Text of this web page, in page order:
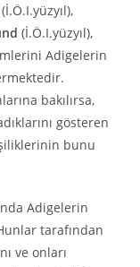
(İ.Ö.I.yüzyıl),
(İ.Ö.I.yüzyıl),
Adigelerin
bakılırsa,
gösteren
bunu
Adigelerin
tarafından
ve onları